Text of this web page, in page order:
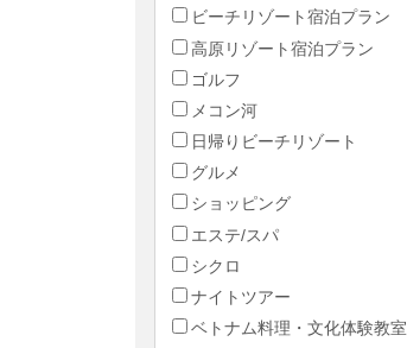
ビーチリゾート宿泊プラン
高原リゾート宿泊プラン
ゴルフ
メコン河
日帰りビーチリゾート
グルメ
ショッピング
エステ/スパ
シクロ
ナイトツアー
ベトナム料理・文化体験教室